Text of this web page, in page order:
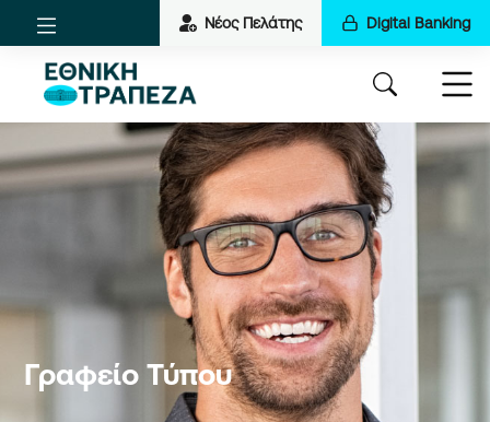
Νέος Πελάτης Digital Banking
Γραφείο Τύπου